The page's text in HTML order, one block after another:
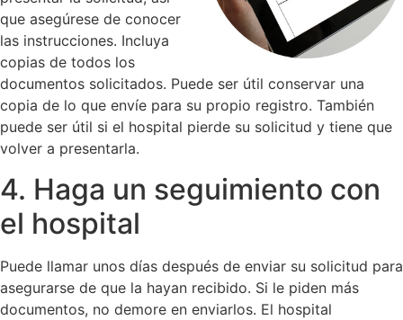
que asegúrese de conocer
las instrucciones. Incluya
copias de todos los
documentos solicitados. Puede ser útil conservar una
copia de lo que envíe para su propio registro. También
puede ser útil si el hospital pierde su solicitud y tiene que
volver a presentarla.
4. Haga un seguimiento con
el hospital
Puede llamar unos días después de enviar su solicitud para
asegurarse de que la hayan recibido. Si le piden más
documentos, no demore en enviarlos. El hospital